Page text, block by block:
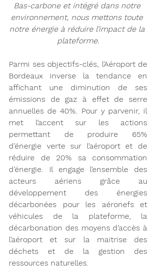
Bas-carbone et intégré dans notre
environnement, nous mettons toute
notre énergie à réduire l’impact de la
plateforme.
Parmi ses objectifs-clés, l’Aéroport de
Bordeaux inverse la tendance en
affichant une diminution de ses
émissions de gaz à effet de serre
annuelles de 40%. Pour y parvenir, il
met l’accent sur les actions
permettant de produire 65%
d’énergie verte sur l’aéroport et de
réduire de 20% sa consommation
d’énergie. Il engage l’ensemble des
acteurs aériens grâce au
développement des énergies
décarbonées pour les aéronefs et
véhicules de la plateforme, la
décarbonation des moyens d’accès à
l’aéroport et sur la maitrise des
déchets et de la gestion des
ressources naturelles.